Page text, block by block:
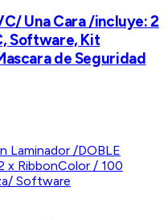
Una Cara /incluye: 2
Software, Kit
de Seguridad